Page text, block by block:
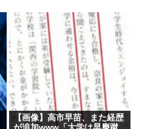
【画像】高市早苗、また経歴